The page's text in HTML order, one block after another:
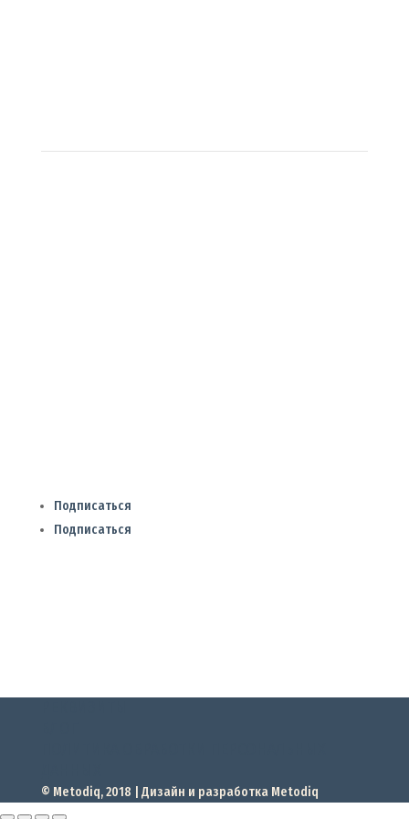
Подписаться
Подписаться
© Metodiq, 2018 | Дизайн и разработка Metodiq